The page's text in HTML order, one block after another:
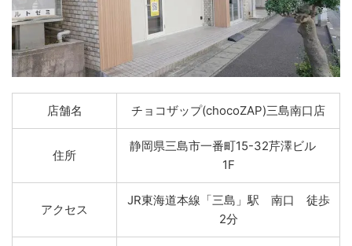
店舗名 チョコザップ(chocoZAP)三島南口店
住所
静岡県三島市一番町15-32芹澤ビル
1F
アクセス
JR東海道本線「三島」駅 南口 徒歩
2分